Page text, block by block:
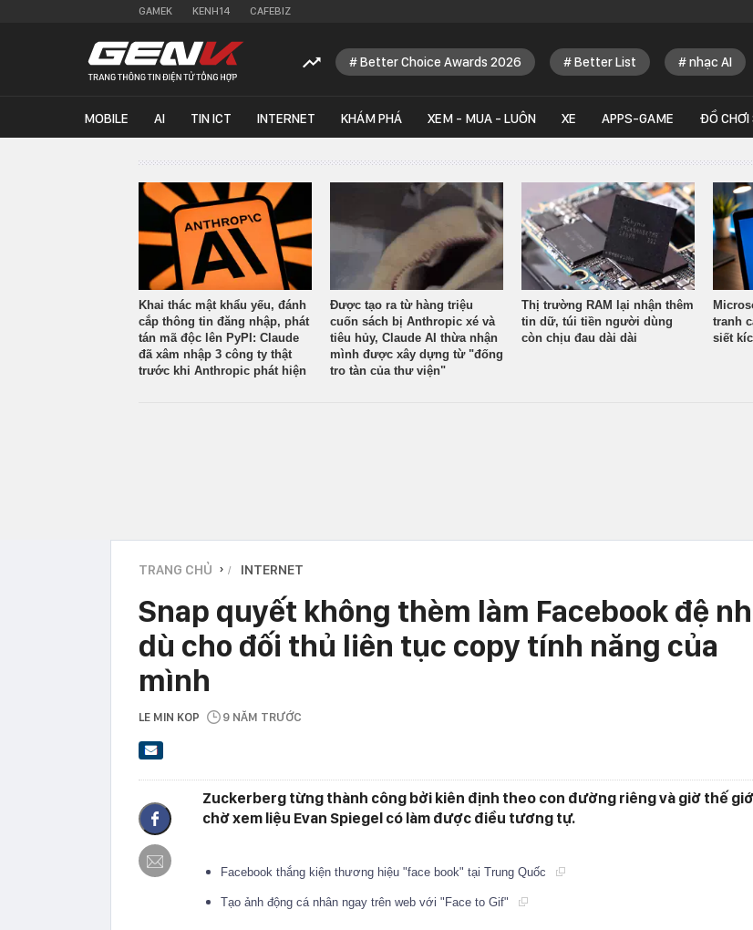
GAMEK KENH14 CAFEBIZ
Better Choice Awards 2026 Better List nhạc AI
MOBILE AI TIN ICT INTERNET KHÁM PHÁ XEM - MUA - LUÔN XE APPS-GAME ĐỒ CHƠI
Khai thác mật khẩu yếu, đánh
cắp thông tin đăng nhập, phát
tán mã độc lên PyPI: Claude
đã xâm nhập 3 công ty thật
trước khi Anthropic phát hiện
Được tạo ra từ hàng triệu
cuốn sách bị Anthropic xé và
tiêu hủy, Claude AI thừa nhận
mình được xây dựng từ "đống
tro tàn của thư viện"
Thị trường RAM lại nhận thêm
tin dữ, túi tiền người dùng
còn chịu đau dài dài
tranh
siết
TRANG CHỦ › INTERNET
Snap quyết không thèm làm Facebook đệ
dù cho đối thủ liên tục copy tính năng của
mình
LE MIN KOP 9 NĂM TRƯỚC
Zuckerberg từng thành công bởi kiên định theo con đường riêng và giờ thế
chờ xem liệu Evan Spiegel có làm được điều tương tự.
Facebook thắng kiện thương hiệu "face book" tại Trung Quốc
Tạo ảnh động cá nhân ngay trên web với "Face to Gif"